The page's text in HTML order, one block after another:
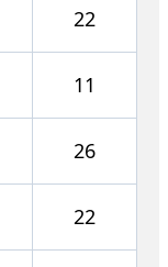
22
11
26
22